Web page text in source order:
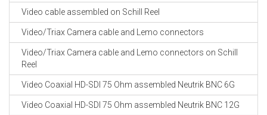
Video cable assembled on Schill Reel
Video/Triax Camera cable and Lemo connectors
Video/Triax Camera cable and Lemo connectors on Schill
Reel
Video Coaxial HD-SDI 75 Ohm assembled Neutrik BNC 6G
Video Coaxial HD-SDI 75 Ohm assembled Neutrik BNC 12G